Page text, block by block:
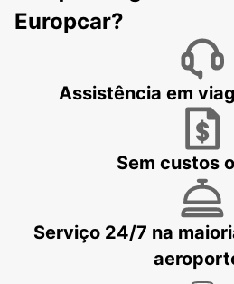
PETAH TIKVA
PETAH TIKVA - ISRAEL
TEL AVIV HAYARKON
TEL AVIV - ISRAEL
Europcar?
Assistência em
Sem custos
Serviço 24/7 na